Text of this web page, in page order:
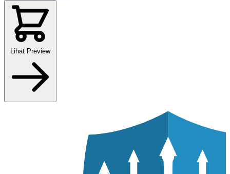
Lihat Preview